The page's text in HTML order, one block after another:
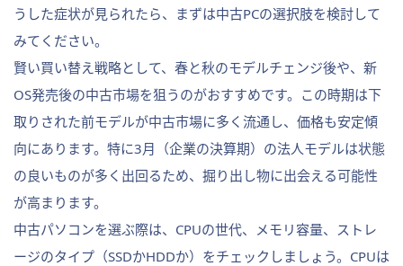
うした症状が見られたら、まずは中古PCの選択肢を検討して
みてください。
賢い買い替え戦略として、春と秋のモデルチェンジ後や、新
OS発売後の中古市場を狙うのがおすすめです。この時期は下
取りされた前モデルが中古市場に多く流通し、価格も安定傾
向にあります。特に3月（企業の決算期）の法人モデルは状態
の良いものが多く出回るため、掘り出し物に出会える可能性
が高まります。
中古パソコンを選ぶ際は、CPUの世代、メモリ容量、ストレ
ージのタイプ（SSDかHDDか）をチェックしましょう。CPUは